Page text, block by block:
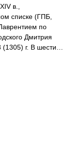
в.,
списке (ГПБ,
по
Дмитрия
(1305) г. В шести…